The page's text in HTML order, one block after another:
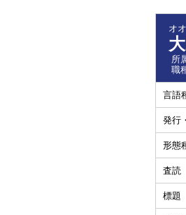
オ
所
職
言語
発行
形態
査読
標題